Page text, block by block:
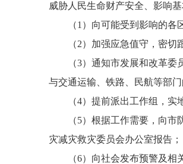
威胁人民生命财产安全、影响
（1）向可能受到影响的各区
（2）加强应急值守，密切跟
（3）通知市发展和改革委员
与交通运输、铁路、民航等部
（4）提前派出工作组，实地
（5）根据工作需要，向市防
灾减灾救灾委员会办公室报告；
（6）向社会发布预警及相关